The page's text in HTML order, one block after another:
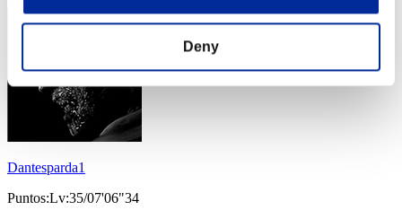
Deny
Dantesparda1
Puntos:Lv:35/07'06"34